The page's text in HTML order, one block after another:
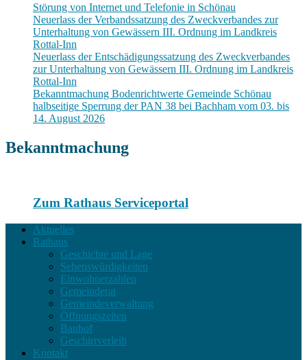
Störung von Internet und Telefonie in Schönau
Neuerlass der Verbandssatzung des Zweckverbandes zur
Unterhaltung von Gewässern III. Ordnung im Landkreis
Rottal-Inn
Neuerlass der Entschädigungssatzung des Zweckverbandes
zur Unterhaltung von Gewässern III. Ordnung im Landkreis
Rottal-Inn
Bekanntmachung Bodenrichtwerte Gemeinde Schönau
halbseitige Sperrung der PAN 38 bei Bachham vom 03. bis
14. August 2026
Bekanntmachung
Zum Rathaus Serviceportal
Aktuelles
Rathaus
Geschichte und Lage
Sehenswürdigkeiten
Einwohnerzahlen
Gemeinderat
Gemeindeverwaltung
Öffnungszeiten
Bauhof
Geschirrverleih
Kontakt